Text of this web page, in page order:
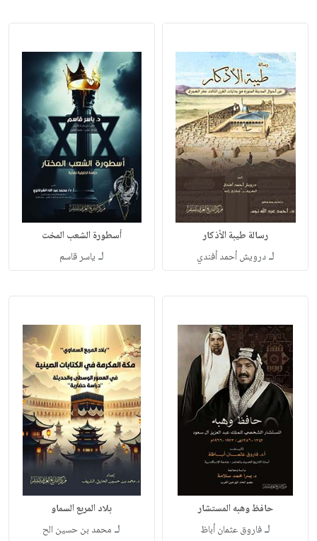
رسالة طيبة الأذكار
لـدرويش أحمد أفندي
أسطورة الشعب المخت
لـ ياسر قاسم
حافظ وهبه المستشار
لـفاروق عثمان أباظ
بلاد المربع السماو
لـ محمد بن حسين الح